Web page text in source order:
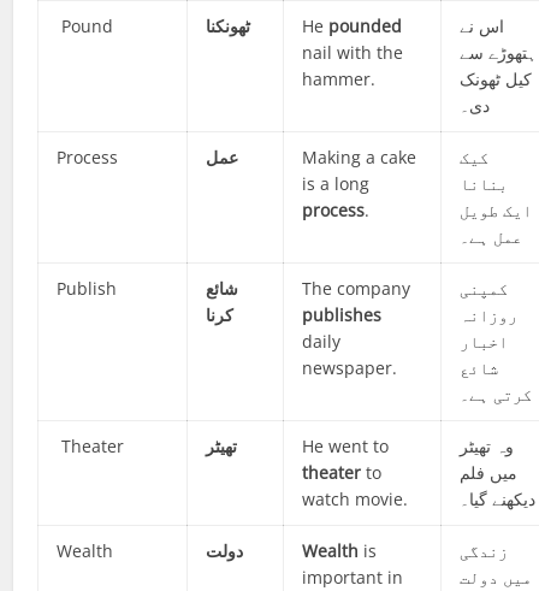
Pound ٹھونکنا He pounded
nail with the
hammer.
اس نے
ہتھوڑے سے
کیل ٹھونک
دی۔
Process عمل
Making a cake
is a long
process.
کیک
بنانا
ایک طویل
عمل ہے۔
Publish
شائع
کرنا
The company
publishes
daily
newspaper.
کمپنی
روزانہ
اخبار
شائع
کرتی ہے۔
Theater تھیٹر
He went to
theater to
watch movie.
وہ تھیٹر
میں فلم
دیکھنے گیا۔
Wealth دولت Wealth is
important in
زندگی
میں دولت